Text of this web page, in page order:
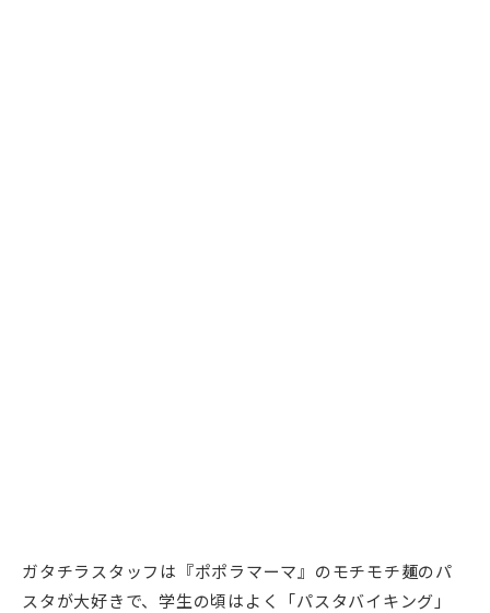
ガタチラスタッフは『ポポラマーマ』のモチモチ麺のパ
スタが大好きで、学生の頃はよく「パスタバイキング」